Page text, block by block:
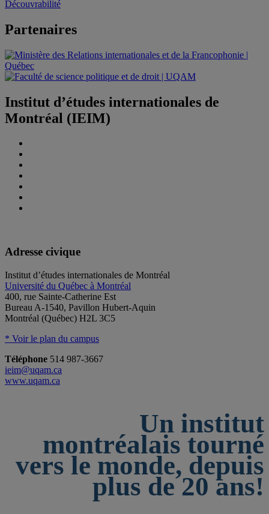
Découvrabilité
Partenaires
Institut d’études internationales de
Montréal (IEIM)
Adresse civique
Institut d’études internationales de Montréal
Université du Québec à Montréal
400, rue Sainte-Catherine Est
Bureau A-1540, Pavillon Hubert-Aquin
Montréal (Québec) H2L 3C5
* Voir le plan du campus
Téléphone 514 987-3667
ieim@uqam.ca
www.uqam.ca
Un institut
montréalais tourné
vers le monde, depuis
plus de 20 ans!